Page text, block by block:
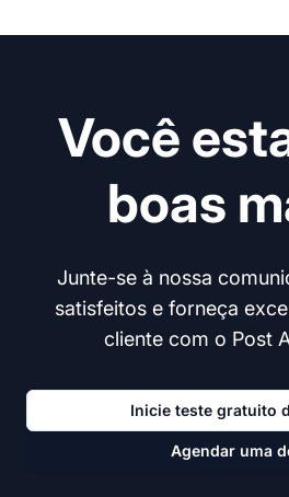
Você
boas
Junte-se à nossa
satisfeitos e forneça
cliente com o Post
Inicie teste gratuito
Agendar uma